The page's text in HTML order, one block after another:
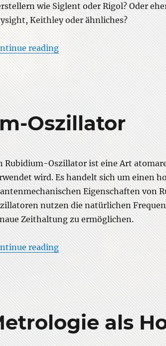
wie Siglent oder Rigol? Oder
Keithley oder ähnliches?
reading“Kauf gebrauchter
Oszillator
Rubidium-Oszillator ist eine Art
wird. Es handelt sich um einen
Eigenschaften von
nutzen die natürlichen
Zeithaltung zu ermöglichen.
reading“Zum Rubidium-Oszillator”
als